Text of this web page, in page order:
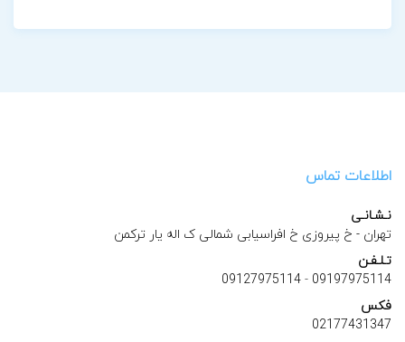
اطلاعات تماس
نـشـانـی
تهران - خ پیروزی خ افراسیابی شمالی ک اله یار ترکمن
تـلـفـن
09197975114
-
09127975114
فکس
02177431347